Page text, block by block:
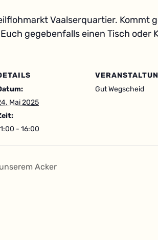
Vaalserquartier. Kommt
gegebenfalls einen Tisch oder
Mai 2025
- 16:00
Gut Wegscheid
Acker